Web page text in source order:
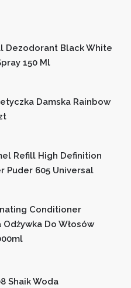
Dezodorant Black White
150 Ml
Damska Rainbow
Refill High Definition
Puder 605 Universal
Conditioner
Do Włosów
Shaik Woda